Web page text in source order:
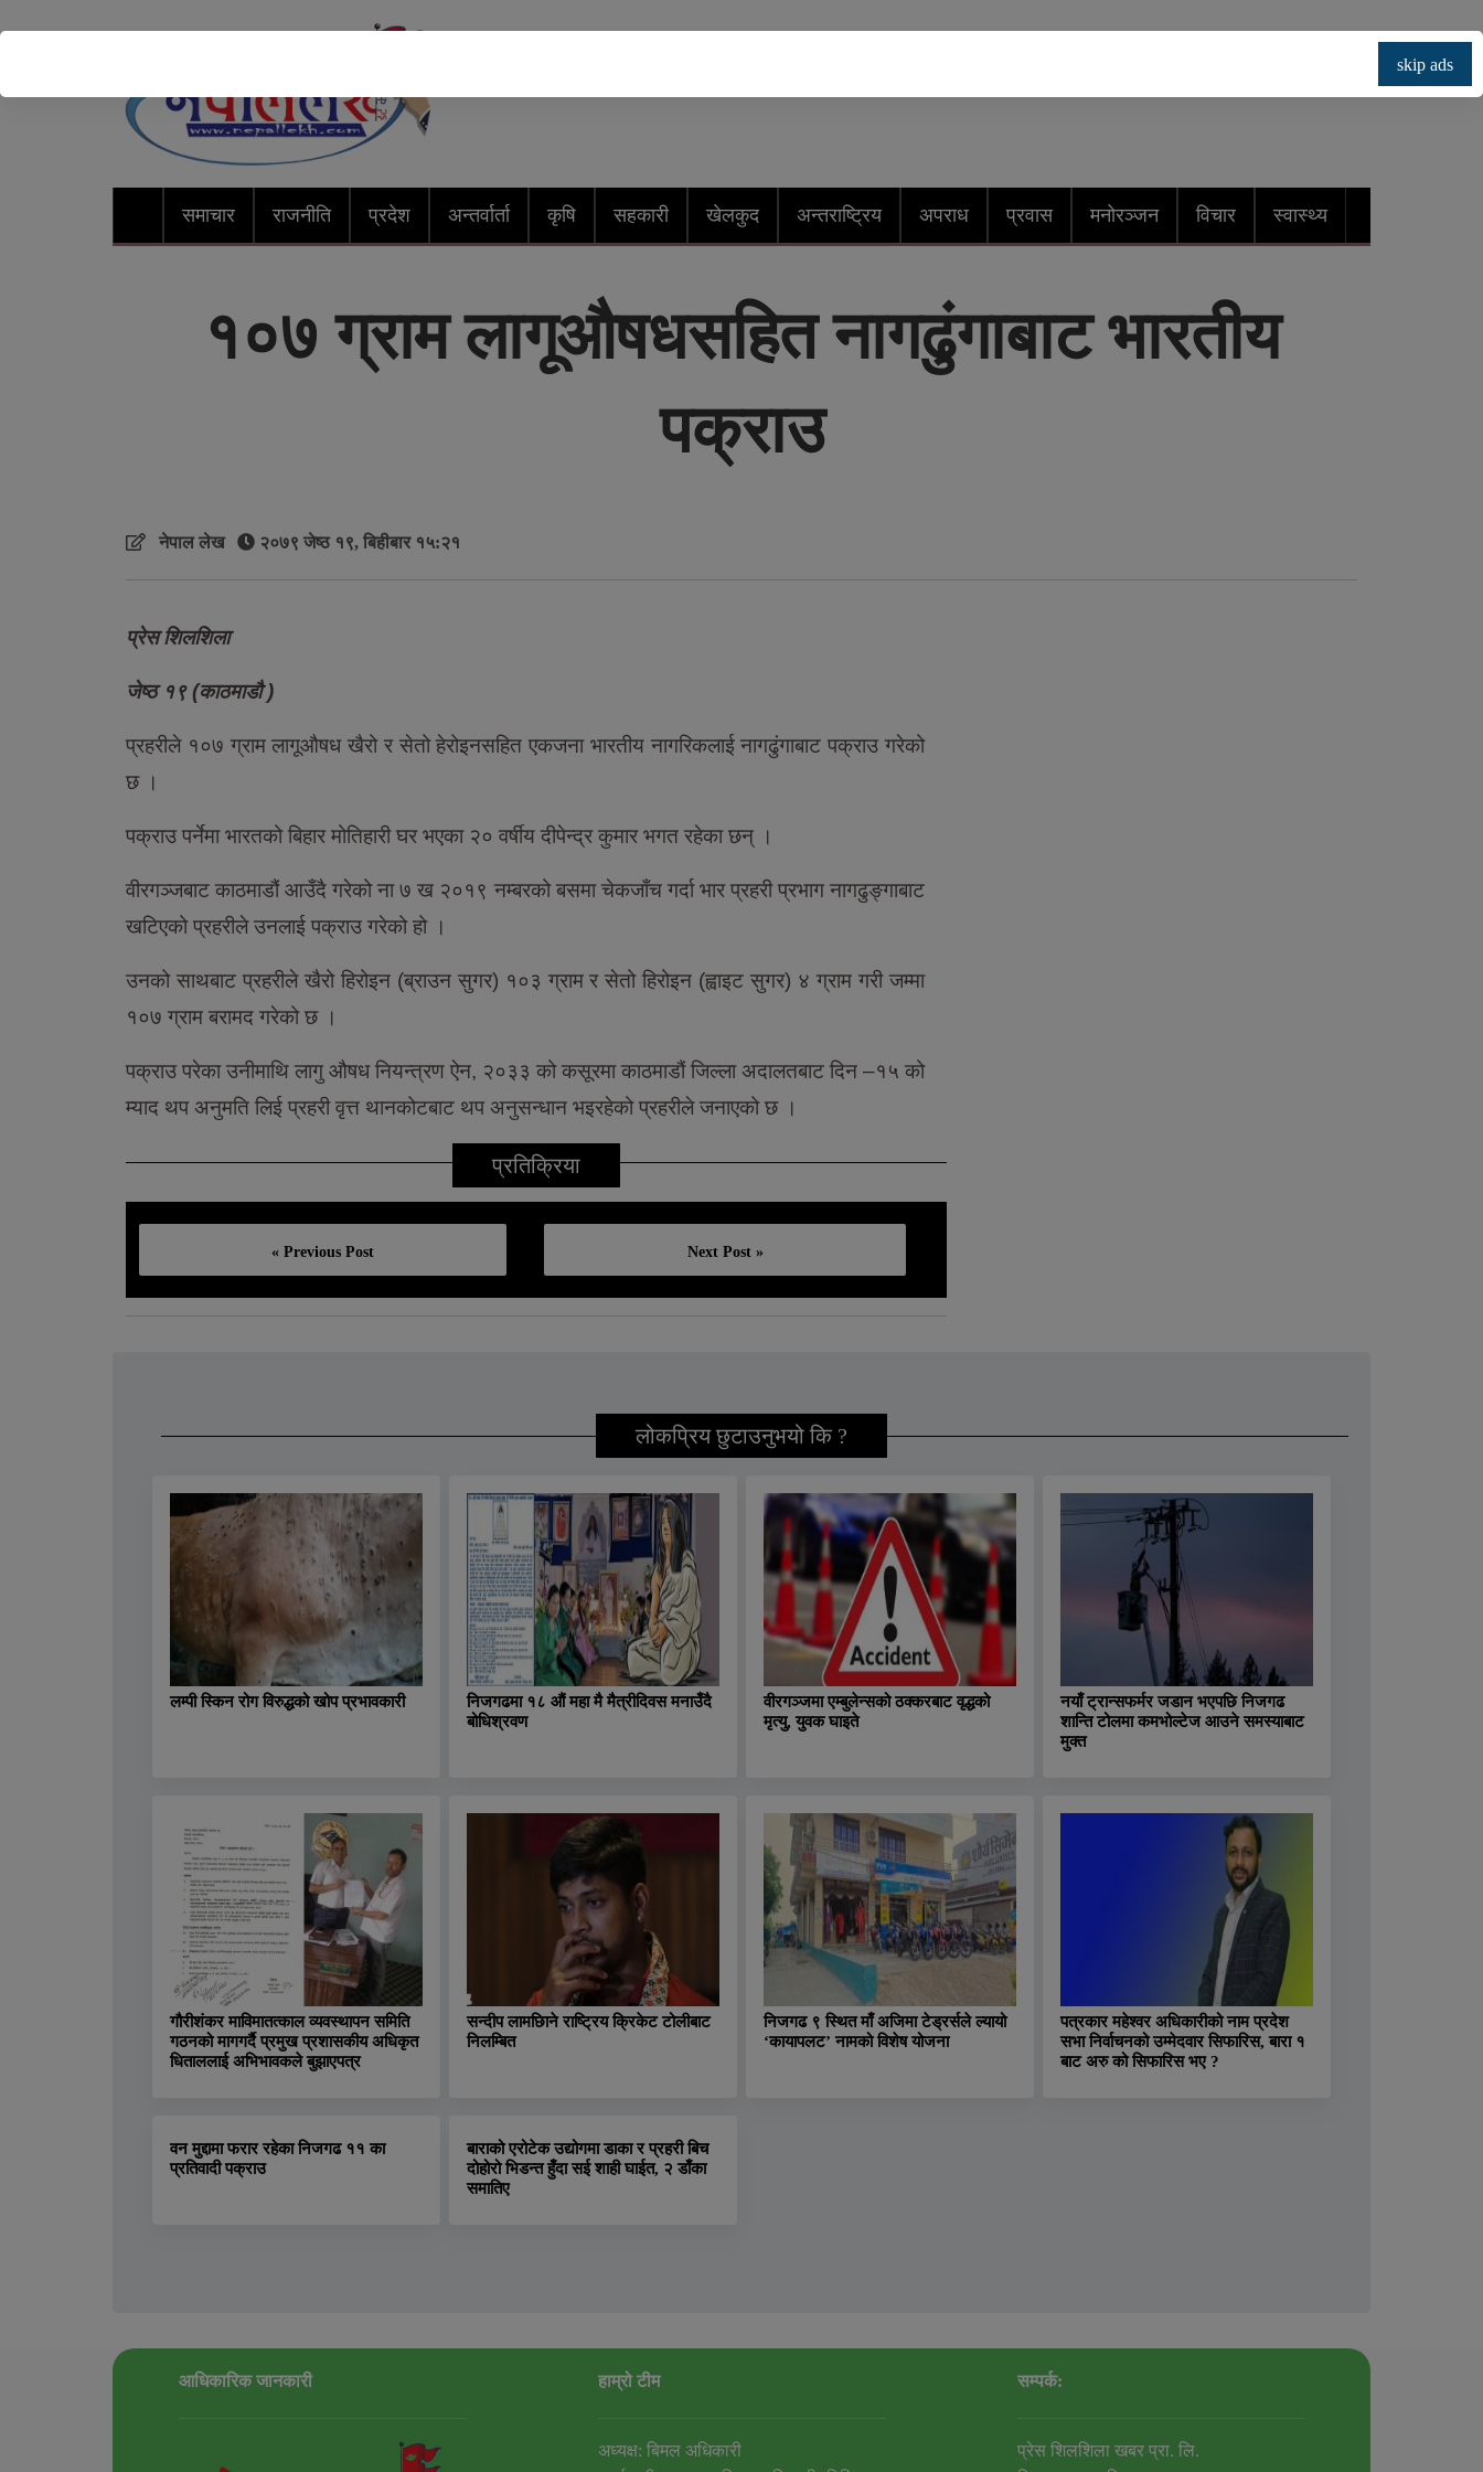
समाचार राजनीति प्रदेश अन्तर्वार्ता कृषि सहकारी खेलकुद अन्तराष्ट्रिय अपराध प्रवास मनोरञ्जन विचार स्वास्थ्य
skip ads
१०७ ग्राम लागूऔषधसहित नागढुंगाबाट भारतीय
पक्राउ
नेपाल लेख २०७९ जेष्ठ १९, बिहीबार १५:२१
प्रेस शिलशिला
जेष्ठ १९ (काठमाडौ )
प्रहरीले १०७ ग्राम लागूऔषध खैरो र सेतो हेरोइनसहित एकजना भारतीय नागरिकलाई नागढुंगाबाट पक्राउ गरेको
छ ।
पक्राउ पर्नेमा भारतको बिहार मोतिहारी घर भएका २० वर्षीय दीपेन्द्र कुमार भगत रहेका छन् ।
वीरगञ्जबाट काठमाडौं आउँदै गरेको ना ७ ख २०१९ नम्बरको बसमा चेकजाँच गर्दा भार प्रहरी प्रभाग नागढुङ्गाबाट
खटिएको प्रहरीले उनलाई पक्राउ गरेको हो ।
उनको साथबाट प्रहरीले खैरो हिरोइन (ब्राउन सुगर) १०३ ग्राम र सेतो हिरोइन (ह्वाइट सुगर) ४ ग्राम गरी जम्मा
१०७ ग्राम बरामद गरेको छ ।
पक्राउ परेका उनीमाथि लागु औषध नियन्त्रण ऐन, २०३३ को कसूरमा काठमाडौं जिल्ला अदालतबाट दिन –१५ को
म्याद थप अनुमति लिई प्रहरी वृत्त थानकोटबाट थप अनुसन्धान भइरहेको प्रहरीले जनाएको छ ।
प्रतिक्रिया
« Previous Post Next Post »
लोकप्रिय छुटाउनुभयो कि ?
लम्पी स्किन रोग विरुद्धको खोप प्रभावकारी
निजगढमा १८ औं महा मै मैत्रीदिवस मनाउँदै
बोधिश्रवण
वीरगञ्जमा एम्बुलेन्सको ठक्करबाट वृद्धको
मृत्यु, युवक घाइते
नयाँ ट्रान्सफर्मर जडान भएपछि निजगढ
शान्ति टोलमा कमभोल्टेज आउने समस्याबाट
मुक्त
गौरीशंकर माविमातत्काल व्यवस्थापन समिति
गठनको मागगर्दै प्रमुख प्रशासकीय अधिकृत
धिताललाई अभिभावकले बुझाएपत्र
सन्दीप लामछिाने राष्ट्रिय क्रिकेट टोलीबाट
निलम्बित
निजगढ ९ स्थित माँ अजिमा टेड्रर्सले ल्यायो
‘कायापलट’ नामको विशेष योजना
पत्रकार महेश्वर अधिकारीको नाम प्रदेश
सभा निर्वाचनको उम्मेदवार सिफारिस, बारा १
बाट अरु को सिफारिस भए ?
वन मुद्दामा फरार रहेका निजगढ ११ का
प्रतिवादी पक्राउ
बाराको एरोटेक उद्योगमा डाका र प्रहरी बिच
दोहोरो भिडन्त हुँदा सई शाही घाईत, २ डाँका
समातिए
आधिकारिक जानकारी हाम्रो टीम
अध्यक्ष: बिमल अधिकारी
सम्पर्क:
प्रेस शिलशिला खबर प्रा. लि.